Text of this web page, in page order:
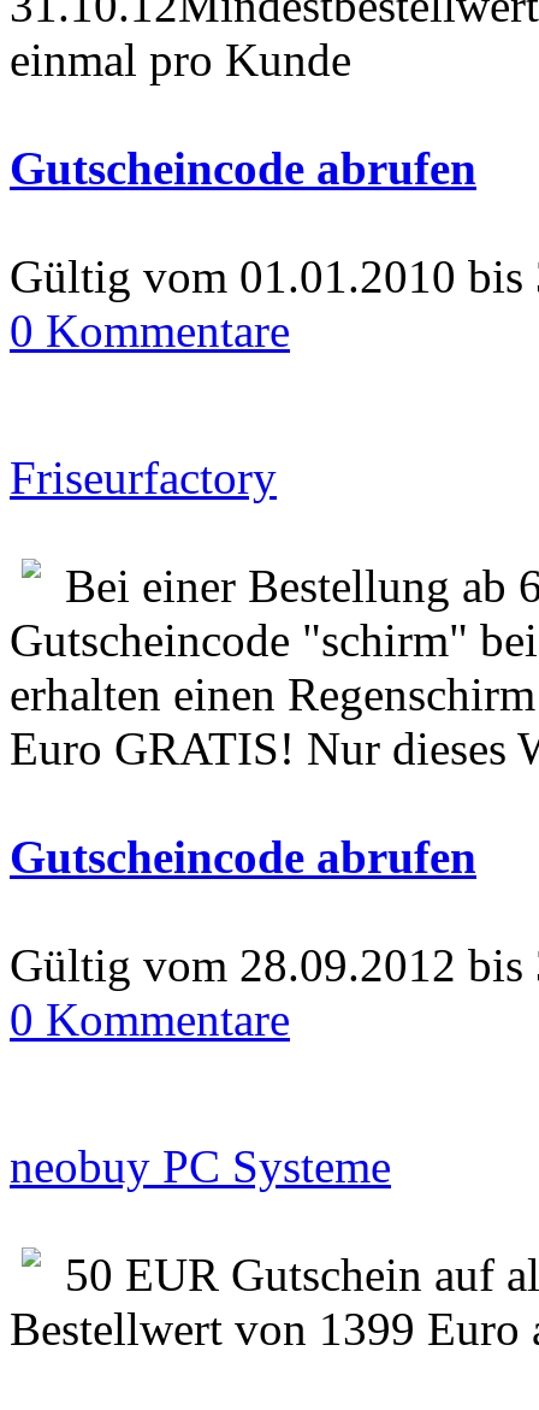
einmal pro Kunde
Gutscheincode abrufen
Gültig vom 01.01.2010 bis
0 Kommentare
Friseurfactory
Bei einer Bestellung ab
Gutscheincode "schirm"
erhalten einen
Euro GRATIS! Nur dieses
Gutscheincode abrufen
Gültig vom 28.09.2012 bis
0 Kommentare
neobuy PC Systeme
50 EUR Gutschein auf
Bestellwert von 1399 Euro